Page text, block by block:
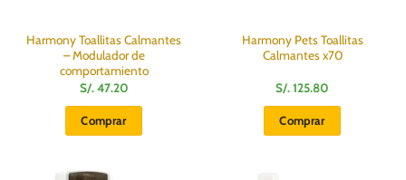
Harmony Toallitas Calmantes
– Modulador de
comportamiento
S/.47.20
Comprar
Harmony Pets Toallitas
Calmantes x70
S/.125.80
Comprar